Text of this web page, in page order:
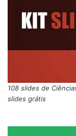
108 slides de
slides grátis